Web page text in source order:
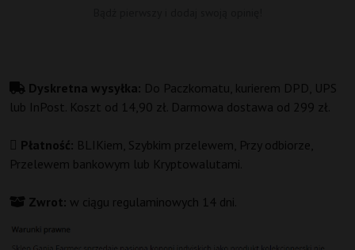
Dyskretna wysyłka: Do Paczkomatu, kurierem DPD, UPS
lub InPost. Koszt od 14,90 zł. Darmowa dostawa od 299 zł.
Płatność: BLIKiem, Szybkim przelewem, Przy odbiorze,
Przelewem bankowym lub Kryptowalutami.
Zwrot: w ciągu regulaminowych 14 dni.